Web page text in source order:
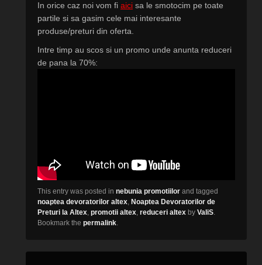
In orice caz noi vom fi aici sa le smotocim pe toate
partile si sa gasim cele mai interesante
produse/preturi din oferta.
Intre timp au scos si un promo unde anunta reduceri
de pana la 70%:
This entry was posted in nebunia promotiilor and tagged
noaptea devoratorilor altex, Noaptea Devoratorilor de
Preturi la Altex, promotii altex, reduceri altex by ValiS.
Bookmark the permalink.